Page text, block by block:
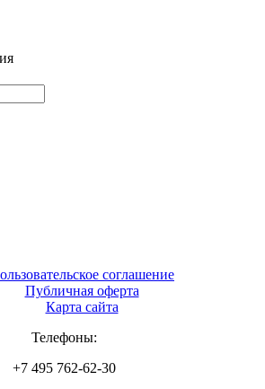
соглашение
Публичная оферта
Карта сайта
Телефоны:
+7 495 762-62-30